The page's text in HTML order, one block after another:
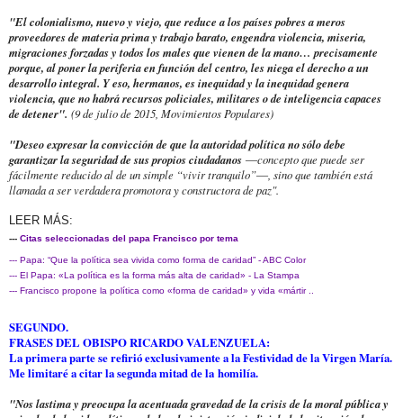
"El colonialismo, nuevo y viejo, que reduce a los países pobres a meros
proveedores de materia prima y trabajo barato, engendra violencia, miseria,
migraciones forzadas y todos los males que vienen de la mano… precisamente
porque, al poner la periferia en función del centro, les niega el derecho a un
desarrollo integral. Y eso, hermanos, es inequidad y la inequidad genera
violencia, que no habrá recursos policiales, militares o de inteligencia capaces
de detener". (9 de julio de 2015, Movimientos Populares)
"Deseo expresar la convicción de que la autoridad política no sólo debe
garantizar la seguridad de sus propios ciudadanos ―concepto que puede ser
fácilmente reducido al de un simple “vivir tranquilo”―, sino que también está
llamada a ser verdadera promotora y constructora de paz".
LEER MÁS:
--- Citas seleccionadas del papa Francisco por tema
--- Papa: “Que la política sea vivida como forma de caridad” - ABC Color
--- El Papa: «La política es la forma más alta de caridad» - La Stampa
--- Francisco propone la política como «forma de caridad» y vida «mártir ..
SEGUNDO.
FRASES DEL OBISPO RICARDO VALENZUELA:
La primera parte se refirió exclusivamente a la Festividad de la Virgen María.
Me limitaré a citar la segunda mitad de la homilía.
"Nos lastima y preocupa la acentuada gravedad de la crisis de la moral pública y